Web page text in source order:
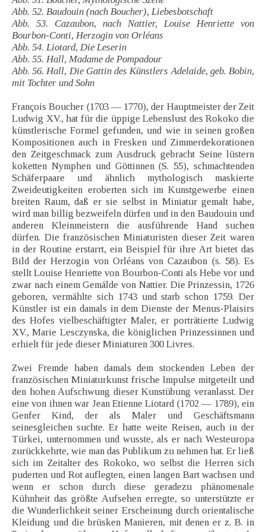
Abb. 52. Baudouin (nach Boucher), Liebesbotschaft
Abb. 53. Cazaubon, nach Nattier, Louise Henriette von
Bourbon-Conti, Herzogin von Orléans
Abb. 54. Liotard, Die Leserin
Abb. 55. Hall, Madame de Pompadour
Abb. 56. Hall, Die Gattin des Künstlers Adelaide, geb. Bobin,
mit Tochter und Sohn
François Boucher (1703 — 1770), der Hauptmeister der Zeit
Ludwig XV., hat für die üppige Lebenslust des Rokoko die
künstlerische Formel gefunden, und wie in seinen großen
Kompositionen auch in Fresken und Zimmerdekorationen
den Zeitgeschmack zum Ausdruck gebracht Seine lüstern
koketten Nymphen und Göttinnen (S. 55), schmachtenden
Schäferpaare und ähnlich mythologisch maskierte
Zweideutigkeiten eroberten sich im Kunstgewerbe einen
breiten Raum, daß er sie selbst in Miniatur gemalt habe,
wird man billig bezweifeln dürfen und in den Baudouin und
anderen Kleinmeistern die ausführende Hand suchen
dürfen. Die französischen Miniaturisten dieser Zeit waren
in der Routine erstarrt, ein Beispiel für ihre Art bietet das
Bild der Herzogin von Orléans von Cazaubon (s. 58). Es
stellt Louise Henriette von Bourbon-Conti als Hebe vor und
zwar nach einem Gemälde von Nattier. Die Prinzessin, 1726
geboren, vermählte sich 1743 und starb schon 1759. Der
Künstler ist ein damals in dem Dienste der Menus-Plaisirs
des Hofes vielbeschäftigter Maler, er porträtierte Ludwig
XV., Marie Lesczynska, die königlichen Prinzessinnen und
erhielt für jede dieser Miniaturen 300 Livres.
Zwei Fremde haben damals dem stockenden Leben der
französischen Miniaturkunst frische Impulse mitgeteilt und
den hohen Aufschwung dieser Kunstübung veranlasst. Der
eine von ihnen war Jean Etienne Liotard (1702 — 1789), ein
Genfer Kind, der als Maler und Geschäftsmann
seinesgleichen suchte. Er hatte weite Reisen, auch in der
Türkei, unternommen und wusste, als er nach Westeuropa
zurückkehrte, wie man das Publikum zu nehmen hat. Er ließ
sich im Zeitalter des Rokoko, wo selbst die Herren sich
puderten und Rot auflegten, einen langen Bart wachsen und
wenn er schon durch diese geradezu phänomenale
Kühnheit das größte Aufsehen erregte, so unterstützte er
die Wunderlichkeit seiner Erscheinung durch orientalische
Kleidung und die brüsken Manieren, mit denen er z. B. in